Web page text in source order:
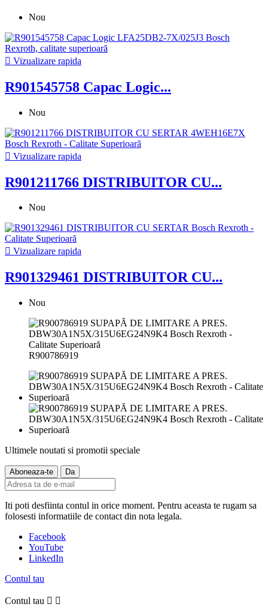
Nou
 Vizualizare rapida
R901545758 Capac Logic...
Nou
 Vizualizare rapida
R901211766 DISTRIBUITOR CU...
Nou
 Vizualizare rapida
R901329461 DISTRIBUITOR CU...
Nou
R900786919
Ultimele noutati si promotii speciale
Iti poti desfiinta contul in orice moment. Pentru aceasta te rugam sa
folosesti informatiile de contact din nota legala.
Facebook
YouTube
LinkedIn
Contul tau
Contul tau  